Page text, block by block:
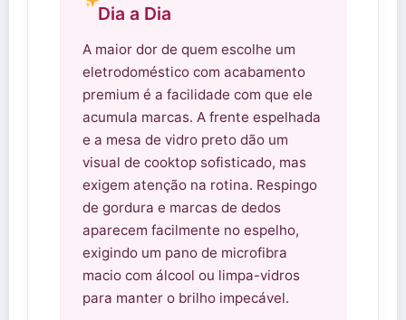
Dia a Dia
A maior dor de quem escolhe um
eletrodoméstico com acabamento
premium é a facilidade com que ele
acumula marcas. A frente espelhada
e a mesa de vidro preto dão um
visual de cooktop sofisticado, mas
exigem atenção na rotina. Respingo
de gordura e marcas de dedos
aparecem facilmente no espelho,
exigindo um pano de microfibra
macio com álcool ou limpa-vidros
para manter o brilho impecável.